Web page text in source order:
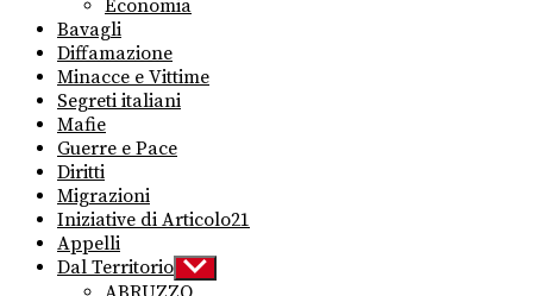
Economia
Bavagli
Diffamazione
Minacce e Vittime
Segreti italiani
Mafie
Guerre e Pace
Diritti
Migrazioni
Iniziative di Articolo21
Appelli
Dal Territorio Show
sub